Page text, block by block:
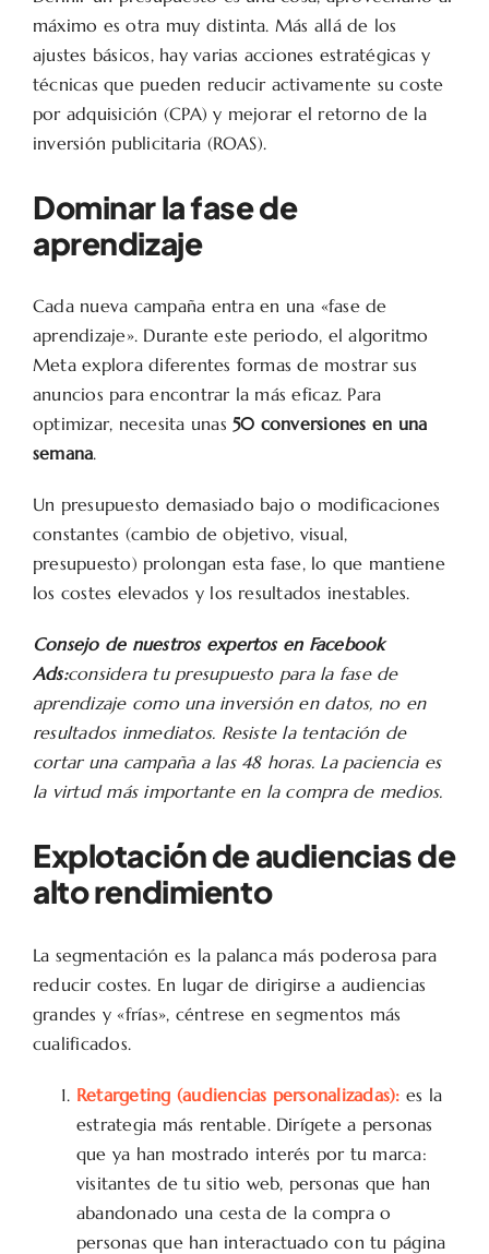
máximo es otra muy distinta. Más allá de los
ajustes básicos, hay varias acciones estratégicas y
técnicas que pueden reducir activamente su coste
por adquisición (CPA) y mejorar el retorno de la
inversión publicitaria (ROAS).
Dominar la fase de
aprendizaje
Cada nueva campaña entra en una «fase de
aprendizaje». Durante este periodo, el algoritmo
Meta explora diferentes formas de mostrar sus
anuncios para encontrar la más eficaz. Para
optimizar, necesita unas 50 conversiones en una
semana.
Un presupuesto demasiado bajo o modificaciones
constantes (cambio de objetivo, visual,
presupuesto) prolongan esta fase, lo que mantiene
los costes elevados y los resultados inestables.
Consejo de nuestros expertos en Facebook
Ads:considera tu presupuesto para la fase de
aprendizaje como una inversión en datos, no en
resultados inmediatos. Resiste la tentación de
cortar una campaña a las 48 horas. La paciencia es
la virtud más importante en la compra de medios.
Explotación de audiencias de
alto rendimiento
La segmentación es la palanca más poderosa para
reducir costes. En lugar de dirigirse a audiencias
grandes y «frías», céntrese en segmentos más
cualificados.
Retargeting (audiencias personalizadas): es la
estrategia más rentable. Dirígete a personas
que ya han mostrado interés por tu marca:
visitantes de tu sitio web, personas que han
abandonado una cesta de la compra o
personas que han interactuado con tu página